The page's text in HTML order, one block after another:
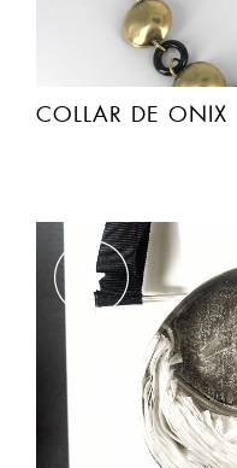
COLLAR DE ONIX